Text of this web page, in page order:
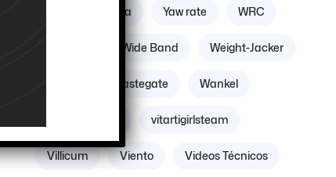
Zona geográfica Yaw rate WRC
Wide Band Weight-Jacker
Wastegate Wankel
vitartigirlsteam
Villicum Viento Videos Técnicos